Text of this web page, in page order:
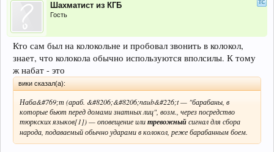
Шахматист из КГБ
Гость
Кто сам был на колокольне и пробовал звонить в колокол,
знает, что колокола обычно используются вполсилы. К тому
ж набат - это
вики сказал(а):
Наба&#769;т (араб. &#8206;&#8206;naub&#226;t — "барабаны, в
которые бьют перед домами знатных лиц", возм., через посредство
тюркских языков[1]) — оповещение илитревожныйсигнал для сбора
народа, подаваемый обычно ударами в колокол, реже барабанным боем.